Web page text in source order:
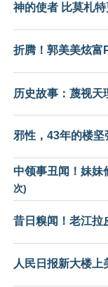
神的使者 比莫札
折腾！郭美美炫富
历史故事：蔑视天
邪性，43年的楼
中领事丑闻！妹妹
次)
昔日糗闻！老江拉
人民日报新大楼上